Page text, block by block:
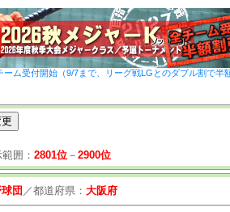
ーム受付開始（9/7まで、リーグ戦LGとのダブル割で半
囲： 2801位－ 2900位
団 ／都道府県： 大阪府